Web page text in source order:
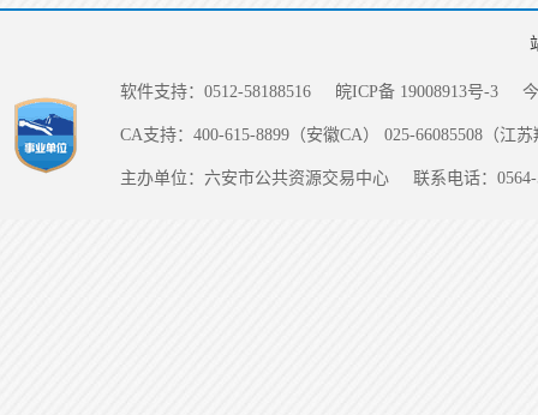
软件支持：0512-58188516 皖ICP备 19008913号-3
CA支持：400-615-8899（安徽CA） 025-66085508（江
主办单位：六安市公共资源交易中心 联系电话：0564-